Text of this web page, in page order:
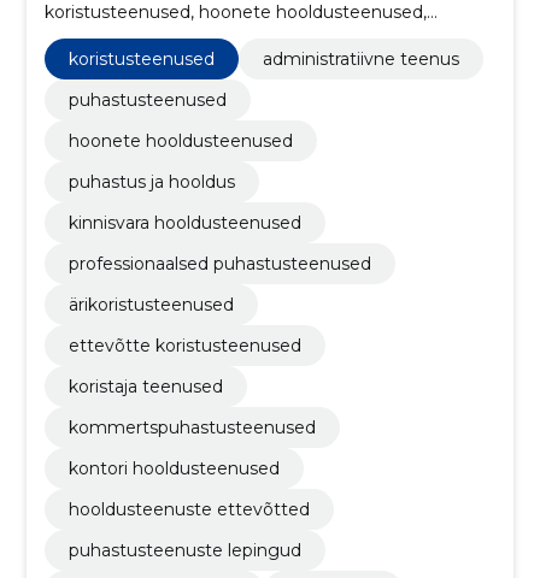
koristusteenused, hoonete hooldusteenused,
haldusteenused, puhastus ja hooldus, kinnisvara
hooldusteenused, professionaalsed
puhastusteenused, ärikoristusteenused
koristusteenused
administratiivne teenus
puhastusteenused
hoonete hooldusteenused
puhastus ja hooldus
kinnisvara hooldusteenused
professionaalsed puhastusteenused
ärikoristusteenused
ettevõtte koristusteenused
koristaja teenused
kommertspuhastusteenused
kontori hooldusteenused
hooldusteenuste ettevõtted
puhastusteenuste lepingud